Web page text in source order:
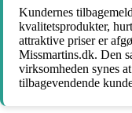
Kundernes
kvalitetsprodukter,
attraktive priser er
Missmartins.dk. Den
virksomheden synes
tilbagevendende